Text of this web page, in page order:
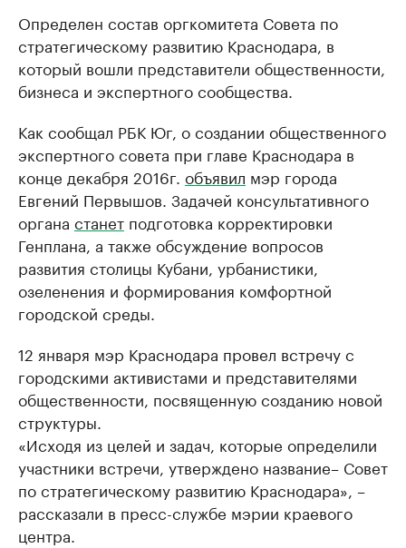
Определен состав оргкомитета Совета по
стратегическому развитию Краснодара, в
который вошли представители общественности,
бизнеса и экспертного сообщества.
Как сообщал РБК Юг, о создании общественного
экспертного совета при главе Краснодара в
конце декабря 2016г. объявил мэр города
Евгений Первышов. Задачей консультативного
органа станет подготовка корректировки
Генплана, а также обсуждение вопросов
развития столицы Кубани, урбанистики,
озеленения и формирования комфортной
городской среды.
12 января мэр Краснодара провел встречу с
городскими активистами и представителями
общественности, посвященную созданию новой
структуры.
«Исходя из целей и задач, которые определили
участники встречи, утверждено название– Совет
по стратегическому развитию Краснодара», –
рассказали в пресс-службе мэрии краевого
центра.